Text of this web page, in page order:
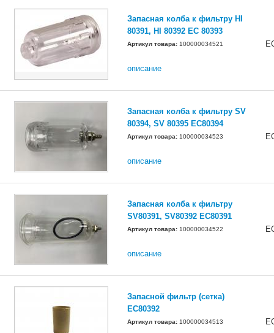
Запасная колба к фильтру HI
80391, HI 80392 ЕС 80393
Артикул товара: 100000034521
описание
Запасная колба к фильтру SV
80394, SV 80395 EC80394
Артикул товара: 100000034523
описание
Запасная колба к фильтру
SV80391, SV80392 EC80391
Артикул товара: 100000034522
описание
Запасной фильтр (сетка)
EC80392
Артикул товара: 100000034513